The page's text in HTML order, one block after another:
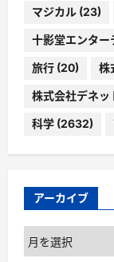
マジカル (23)
十影堂エンター
旅行 (20) 株
株式会社デネッ
科学 (2632)
アーカイブ
ア
ー